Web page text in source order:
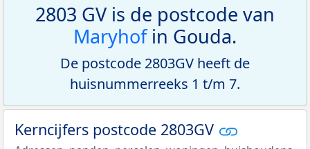
2803 GV is de postcode van
Maryhofin Gouda.
De postcode 2803GV heeft de
huisnummerreeks 1 t/m 7.
Kerncijfers postcode 2803GV